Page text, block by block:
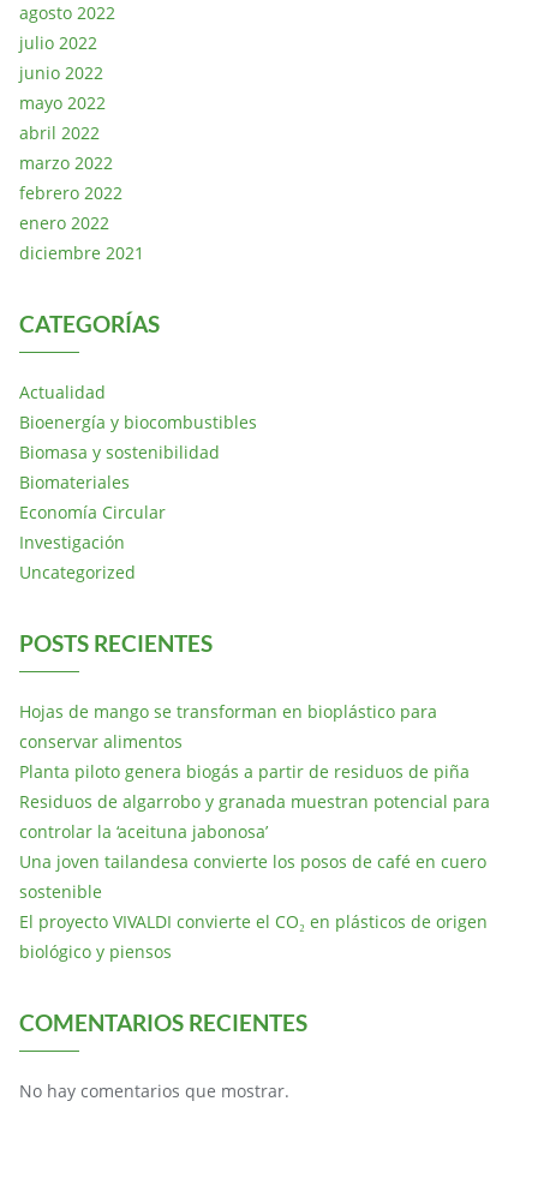
agosto 2022
julio 2022
junio 2022
mayo 2022
abril 2022
marzo 2022
febrero 2022
enero 2022
diciembre 2021
CATEGORÍAS
Actualidad
Bioenergía y biocombustibles
Biomasa y sostenibilidad
Biomateriales
Economía Circular
Investigación
Uncategorized
POSTS RECIENTES
Hojas de mango se transforman en bioplástico para
conservar alimentos
Planta piloto genera biogás a partir de residuos de piña
Residuos de algarrobo y granada muestran potencial para
controlar la ‘aceituna jabonosa’
Una joven tailandesa convierte los posos de café en cuero
sostenible
El proyecto VIVALDI convierte el CO₂ en plásticos de origen
biológico y piensos
COMENTARIOS RECIENTES
No hay comentarios que mostrar.